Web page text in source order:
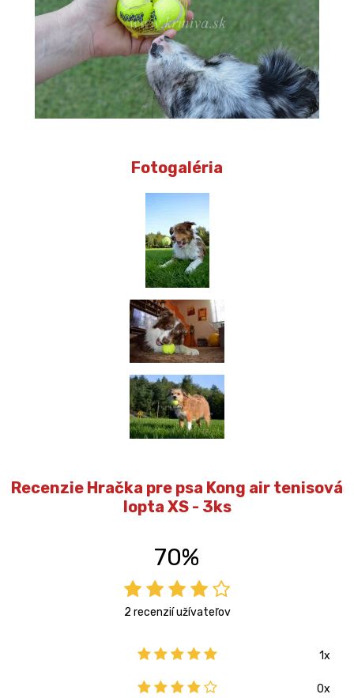
Fotogaléria
Recenzie Hračka pre psa Kong air tenisová
lopta XS - 3ks
70%
2 recenzií užívateľov
1x
0x